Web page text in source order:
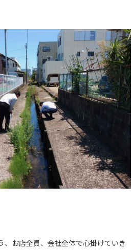
、お店全員、会社全体で心掛けていき